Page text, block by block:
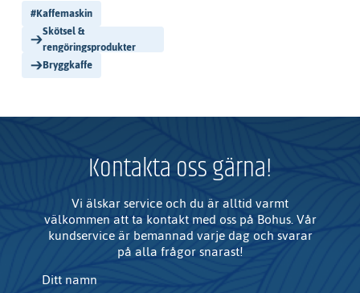
#Kaffemaskin
Skötsel &
rengöringsprodukter
Bryggkaffe
Kontakta oss gärna!
Vi älskar service och du är alltid varmt
välkommen att ta kontakt med oss på Bohus. Vår
kundservice är bemannad varje dag och svarar
på alla frågor snarast!
Ditt namn